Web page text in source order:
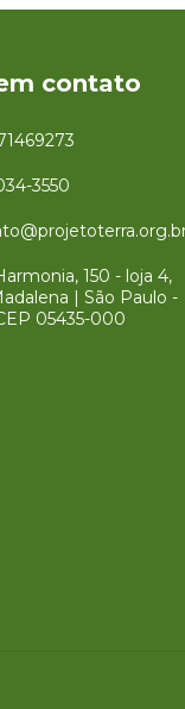
contato
3550
150 - loja 4,
| São Paulo -
05435-000